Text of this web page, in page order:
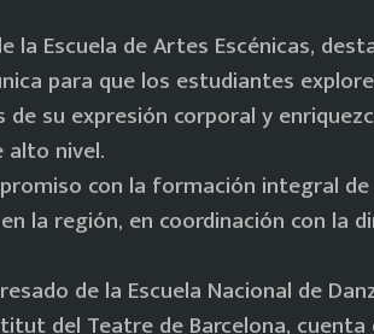
la Escuela de Artes Escénicas,
para que los estudiantes
su expresión corporal y
nivel.
con la formación integral
la región, en coordinación con la
de la Escuela Nacional de
del Teatre de Barcelona,